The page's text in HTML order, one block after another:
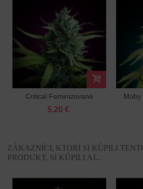
Critical Feminizované
5.20 €
Moby
ZÁKAZNÍCI, KTORÍ SI KÚPILI
PRODUKT, SI KÚPILI AJ...